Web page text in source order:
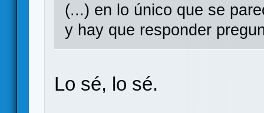
(...) en lo único que se
y hay que responder
Lo sé, lo sé.